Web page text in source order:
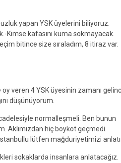
yapan YSK üyelerini biliyoruz.
Kimse kafasını kuma sokmayacak.
bitince size sıraladım, 8 itiraz var.
oy veren 4 YSK üyesinin zamanı
düşünüyorum.
normalleşmeli. Ben bunun
Aklımızdan hiç boykot geçmedi.
lütfen mağduriyetimizi
sokaklarda insanlara anlatacağız.